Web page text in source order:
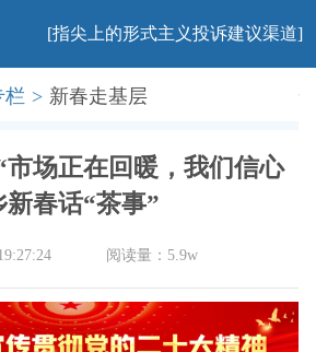
[指尖上的形式主义投诉建议渠道]
民生 法治
教育
栏 > 新春走基层
市场正在回暖，我们信心
春话“茶事”
阅读量：5.9w